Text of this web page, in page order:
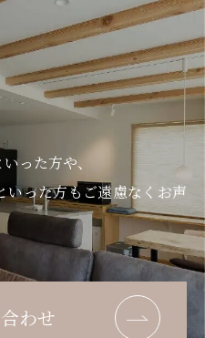
った方や、
いった方もご遠慮なくお声
わせ